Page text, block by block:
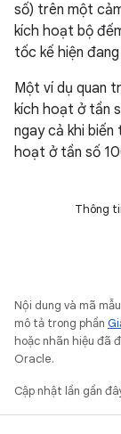
số) trên một
kích hoạt bộ
tốc kế hiện
Một ví dụ quan
kích hoạt ở tần
ngay cả khi
hoạt ở tần số
Thông
Nội dung và mã
mô tả trong phần
hoặc nhãn hiệu đã
Oracle.
Cập nhật lần gần